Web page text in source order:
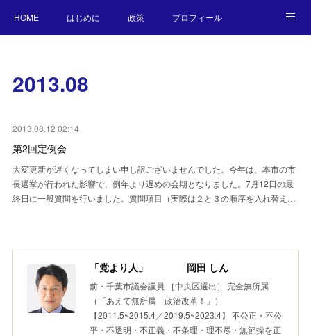
HOME はじめに 政策 プロフィール
2013.08
2013.08.12 02:14
第2回定例会
大変更新が遅くなってしまい申し訳ございませんでした。今年は、本市の市
長選挙が行われた影響で、例年より遅めの会期となりました。7月12日の最
終日に一般質問を行いました。質問項目（実際は２と３の順序を入れ替え…
「党より人」 岡田 しん
前・千葉市議会議員 ［中央区選出］ 完全無所属
（「あえて無所属 政治改革！」）
【2011.5~2015.4／2019.5~2023.4】 不公正・不公
平・不透明・不正義・不条理・理不尽・無節操を正